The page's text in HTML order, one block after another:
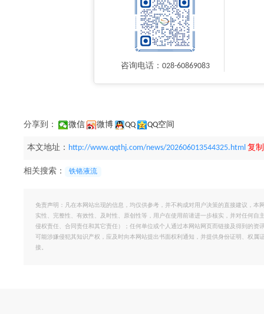
咨询电话：028-60869083
分享到： 微信 微博 QQ QQ空间
本文地址： http://www.qqthj.com/news/202606013544325.html 复
相关搜索： 铁铬液流
免责声明：凡在本网站出现的信息，均仅供参考，并不构成对用户决策的直接建议，
实性、完整性、有效性、及时性、原创性等，用户在使用前请进一步核实，并对任何
侵权责任、合同责任和其它责任）；任何单位或个人通过本网站网页而链接及得到的
可能涉嫌侵犯其知识产权，应及时向本网站提出书面权利通知，并提供身份证明、权
接。